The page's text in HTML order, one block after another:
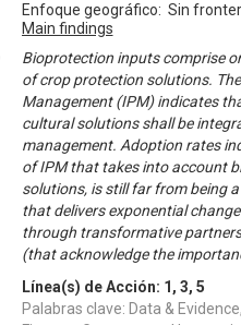
Enfoque geográfico: Sin
Main findings
Bioprotection inputs comprise
of crop protection solutions.
Management (IPM) indicates
cultural solutions shall be
management. Adoption rates
of IPM that takes into account
solutions, is still far from being
that delivers exponential
through transformative
(that acknowledge the
Línea(s) de Acción: 1 , 3, 5
Palabras clave: Data &